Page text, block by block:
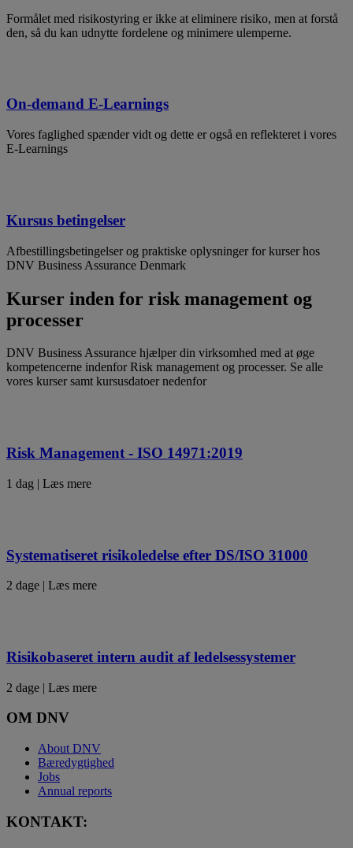
Formålet med risikostyring er ikke at eliminere risiko, men at forstå
den, så du kan udnytte fordelene og minimere ulemperne.
On-demand E-Learnings
Vores faglighed spænder vidt og dette er også en reflekteret i vores
E-Learnings
Kursus betingelser
Afbestillingsbetingelser og praktiske oplysninger for kurser hos
DNV Business Assurance Denmark
Kurser inden for risk management og
processer
DNV Business Assurance hjælper din virksomhed med at øge
kompetencerne indenfor Risk management og processer. Se alle
vores kurser samt kursusdatoer nedenfor
Risk Management - ISO 14971:2019
1 dag | Læs mere
Systematiseret risikoledelse efter DS/ISO 31000
2 dage | Læs mere
Risikobaseret intern audit af ledelsessystemer
2 dage | Læs mere
OM DNV
About DNV
Bæredygtighed
Jobs
Annual reports
KONTAKT: